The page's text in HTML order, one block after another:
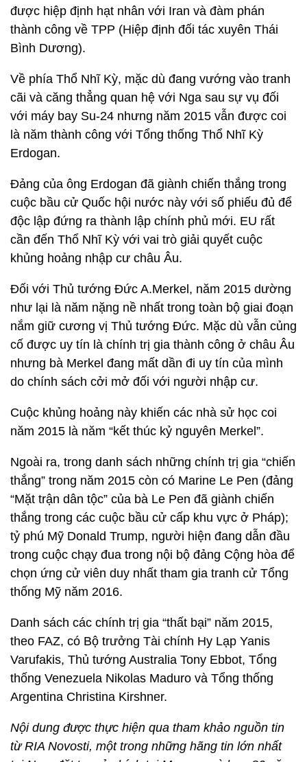
được hiệp định hạt nhân với Iran và đàm phán
thành công về TPP (Hiệp định đối tác xuyên Thái
Bình Dương).
Về phía Thổ Nhĩ Kỳ, mặc dù đang vướng vào tranh
cãi và căng thẳng quan hệ với Nga sau sự vụ đối
với máy bay Su-24 nhưng năm 2015 vẫn được coi
là năm thành công với Tổng thống Thổ Nhĩ Kỳ
Erdogan.
Đảng của ông Erdogan đã giành chiến thắng trong
cuộc bầu cử Quốc hội nước này với số phiếu đủ để
độc lập đứng ra thành lập chính phủ mới. EU rất
cần đến Thổ Nhĩ Kỳ với vai trò giải quyết cuộc
khủng hoảng nhập cư châu Âu.
Đối với Thủ tướng Đức A.Merkel, năm 2015 dường
như lại là năm nặng nề nhất trong toàn bộ giai đoạn
nắm giữ cương vị Thủ tướng Đức. Mặc dù vẫn củng
cố được uy tín là chính trị gia thành công ở châu Âu
nhưng bà Merkel đang mất dần đi uy tín của mình
do chính sách cởi mở đối với người nhập cư.
Cuộc khủng hoảng này khiến các nhà sử học coi
năm 2015 là năm “kết thúc kỷ nguyên Merkel”.
Ngoài ra, trong danh sách những chính trị gia “chiến
thắng” trong năm 2015 còn có Marine Le Pen (đảng
“Mặt trận dân tộc” của bà Le Pen đã giành chiến
thắng trong các cuộc bầu cử cấp khu vực ở Pháp);
tỷ phú Mỹ Donald Trump, người hiện đang dẫn đầu
trong cuộc chạy đua trong nội bộ đảng Cộng hòa để
chọn ứng cử viên duy nhất tham gia tranh cử Tổng
thống Mỹ năm 2016.
Danh sách các chính trị gia “thất bại” năm 2015,
theo FAZ, có Bộ trưởng Tài chính Hy Lạp Yanis
Varufakis, Thủ tướng Australia Tony Ebbot, Tổng
thống Venezuela Nikolas Maduro và Tổng thống
Argentina Christina Kirshner.
Nội dung được thực hiện qua tham khảo nguồn tin
từ RIA Novosti, một trong những hãng tin lớn nhất